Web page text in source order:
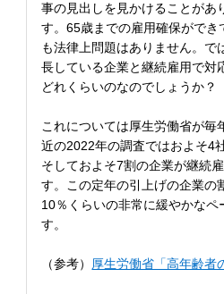
事の見出しを見かけることがあ
す。65歳までの雇用確保がで
も法律上問題はありません。で
長している企業と継続雇用で対
どれくらいのなのでしょうか？
これについては厚生労働省が毎
近の2022年の調査ではおよそ4
そしておよそ7割の企業が継続
す。この定年の引上げの企業の
10％くらいの非常に緩やかな
す。
（参考） 厚生労働省「高年齢者